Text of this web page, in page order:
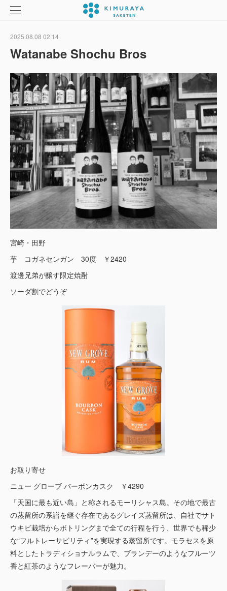
2025.08.08 02:14
Watanabe Shochu Bros
宮崎・田野
芋 コガネセンガン 30度 ￥2420
渡邊兄弟が醸す限定焼酎
ソーダ割でどうぞ
お取り寄せ
ニュー グローブ バーボンカスク ￥4290
「天国に最も近い島」と称されるモーリシャス島。その地で最古
の蒸留所の系譜を継ぐ存在であるグレイズ蒸留所は、自社でサト
ウキビ栽培からボトリングまで全ての行程を行う、世界でも稀少
な“フルトレーサビリティ”を実現する蒸留所です。モラセスを原
料としたトラディショナルラムで、ブランデーのようなフルーツ
香と紅茶のようなフレーバーが魅力。